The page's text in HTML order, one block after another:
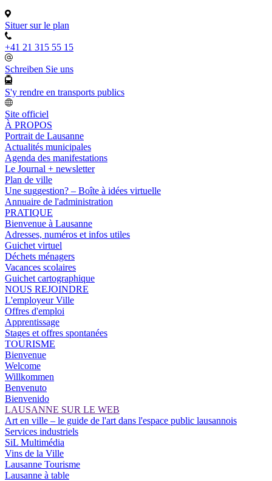
Situer sur le plan
+41 21 315 55 15
Schreiben Sie uns
S'y rendre en transports publics
Site officiel
À PROPOS
Portrait de Lausanne
Actualités municipales
Agenda des manifestations
Le Journal + newsletter
Plan de ville
Une suggestion? – Boîte à idées virtuelle
Annuaire de l'administration
PRATIQUE
Bienvenue à Lausanne
Adresses, numéros et infos utiles
Guichet virtuel
Déchets ménagers
Vacances scolaires
Guichet cartographique
NOUS REJOINDRE
L'employeur Ville
Offres d'emploi
Apprentissage
Stages et offres spontanées
TOURISME
Bienvenue
Welcome
Willkommen
Benvenuto
Bienvenido
LAUSANNE SUR LE WEB
Art en ville – le guide de l'art dans l'espace public lausannois
Services industriels
SiL Multimédia
Vins de la Ville
Lausanne Tourisme
Lausanne à table